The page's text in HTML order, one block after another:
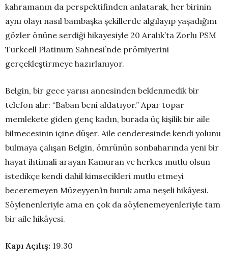
kahramanın da perspektifinden anlatarak, her birinin
aynı olayı nasıl bambaşka şekillerde algılayıp yaşadığını
gözler önüne serdiği hikayesiyle 20 Aralık’ta Zorlu PSM
Turkcell Platinum Sahnesi’nde prömiyerini
gerçekleştirmeye hazırlanıyor.
Belgin, bir gece yarısı annesinden beklenmedik bir
telefon alır: “Baban beni aldatıyor.” Apar topar
memlekete giden genç kadın, burada üç kişilik bir aile
bilmecesinin içine düşer. Aile cenderesinde kendi yolunu
bulmaya çalışan Belgin, ömrünün sonbaharında yeni bir
hayat ihtimali arayan Kamuran ve herkes mutlu olsun
istedikçe kendi dahil kimsecikleri mutlu etmeyi
beceremeyen Müzeyyen’in buruk ama neşeli hikâyesi.
Söylenenleriyle ama en çok da söylenemeyenleriyle tam
bir aile hikâyesi.
Kapı Açılış: 19.30